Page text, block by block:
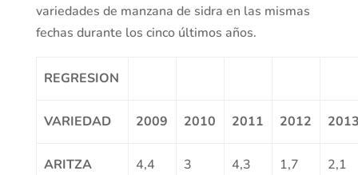
variedades de manzana de sidra en las mismas
fechas durante los cinco últimos años.
REGRESION
VARIEDAD 2009 2010 2011 2012
ARITZA 4,4 3 4,3 1,7 2,1